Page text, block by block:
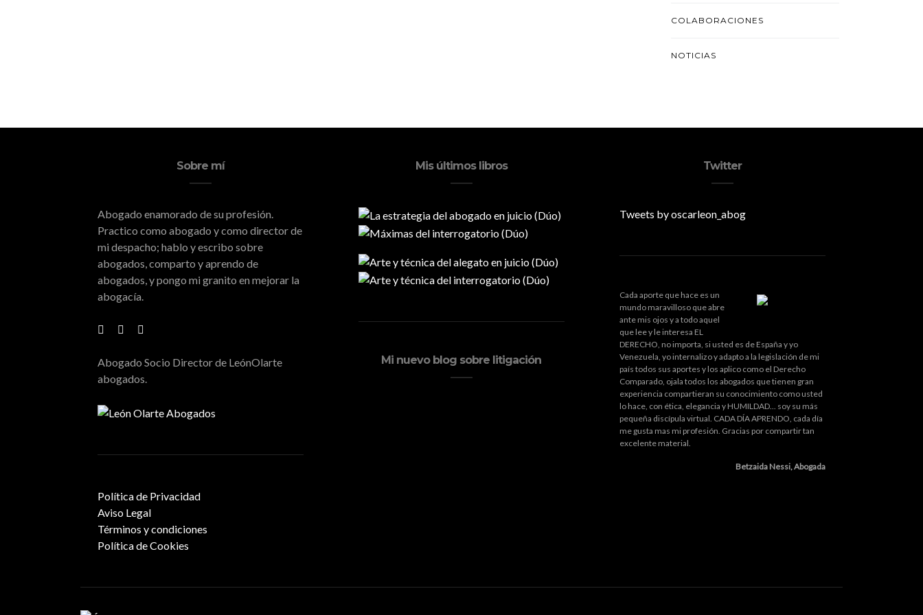
COLABORACIONES
NOTICIAS
Sobre mí
Abogado enamorado de su profesión.
Practico como abogado y como director de
mi despacho; hablo y escribo sobre
abogados, comparto y aprendo de
abogados, y pongo mi granito en mejorar la
abogacía.
Abogado Socio Director de LeónOlarte
abogados.
Política de Privacidad
Aviso Legal
Términos y condiciones
Política de Cookies
Mis últimos libros
Mi nuevo blog sobre litigación
Twitter
Tweets by oscarleon_abog
Cada aporte que hace es un
mundo maravilloso que abre
ante mis ojos y a todo aquel
que lee y le interesa EL
DERECHO, no importa, si usted es de España y yo
Venezuela, yo internalizo y adapto a la legislación de mi
país todos sus aportes y los aplico como el Derecho
Comparado, ojala todos los abogados que tienen gran
experiencia compartieran su conocimiento como usted
lo hace, con ética, elegancia y HUMILDAD... soy su más
pequeña discípula virtual. CADA DÍA APRENDO, cada día
me gusta mas mi profesión. Gracias por compartir tan
excelente material.
Betzaida Nessi, Abogada